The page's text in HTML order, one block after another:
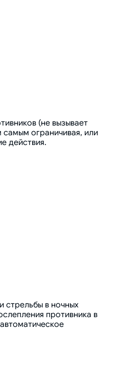
(не вызывает
самым ограничивая, или
действия.
стрельбы в ночных
противника в